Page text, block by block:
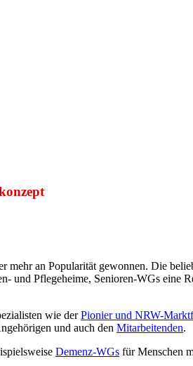
an Popularität gewonnen. Die
und Pflegeheime, Senioren-WGs
wie derPionier und NRW-
und auch den Mitarbeitenden.
Demenz-WGs für Menschen